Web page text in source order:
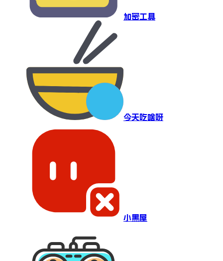
加密工具
今天吃啥呀
小黑屋